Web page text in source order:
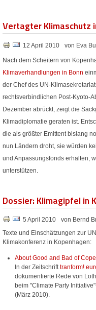
Vertagter Klimaschutz
12 April 2010 von Eva
Nach dem Scheitern von
Klimaverhandlungen in Bonn
der Chef des UN-
rechtsverbindlichen Post-Kyoto-
Dezember abrückt, zeigt die
Klimadiplomatie geraten ist.
die als größter Emittent bislang
nun Ländern droht, sie würden
und Anpassungsfonds erhalten,
unterstützen.
Dossier: Klimagipfel in
5 April 2010
von Bernd
Texte und Einschätzungen zur
Klimakonferenz in Kopenhagen:
About Good and Bad of
In der Zeitschrifttranform!
dokumentierte Rede von
beim "Climate Party
(März 2010).